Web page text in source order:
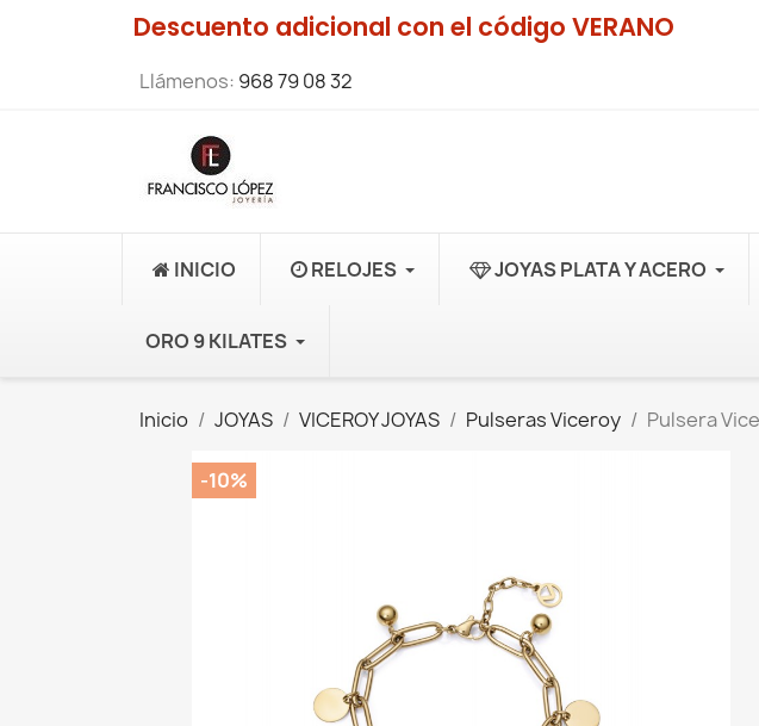
Descuento adicional con el código VERANO
Llámenos: 968 79 08 32
INICIO RELOJES JOYAS PLATA Y ACERO
ORO 9 KILATES
Inicio JOYAS VICEROY JOYAS Pulseras Viceroy Pulsera
-10%